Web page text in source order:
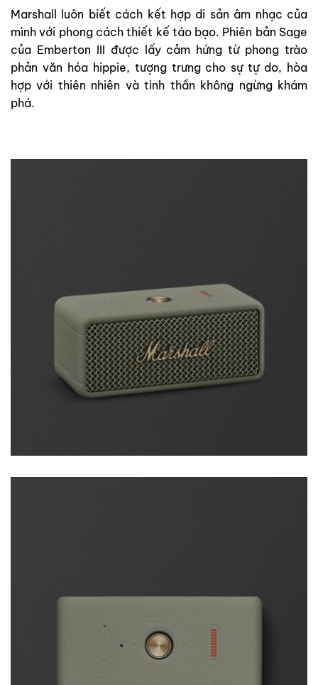
Marshall luôn biết cách kết hợp di sản âm nhạc của
mình với phong cách thiết kế táo bạo. Phiên bản Sage
của Emberton III được lấy cảm hứng từ phong trào
phản văn hóa hippie, tượng trưng cho sự tự do, hòa
hợp với thiên nhiên và tinh thần không ngừng khám
phá.